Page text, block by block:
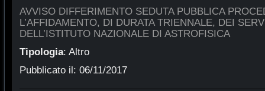
AVVISO DIFFERIMENTO SEDUTA PUBBLICA
L’AFFIDAMENTO, DI DURATA TRIENNALE, DEI
DELL’ISTITUTO NAZIONALE DI ASTROFISICA
Tipologia: Altro
Pubblicato il: 06/11/2017